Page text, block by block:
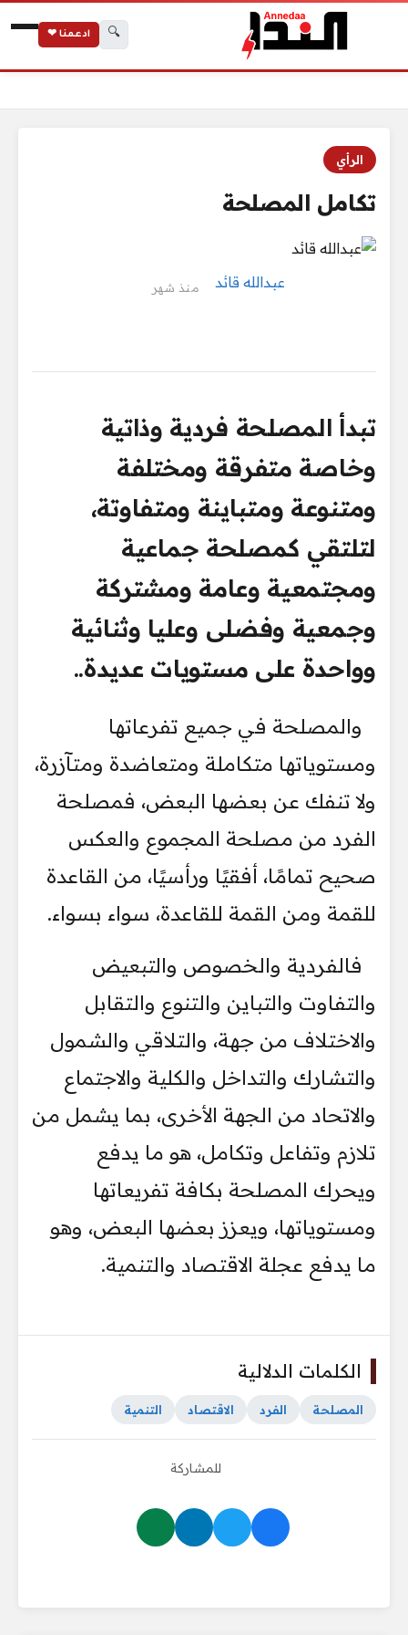
🔍 ادعمنا ❤
الرأي
تكامل المصلحة
عبدالله قائد منذ شهر
تبدأ المصلحة فردية وذاتية
وخاصة متفرقة ومختلفة
ومتنوعة ومتباينة ومتفاوتة،
لتلتقي كمصلحة جماعية
ومجتمعية وعامة ومشتركة
وجمعية وفضلى وعليا وثنائية
وواحدة على مستويات عديدة..
والمصلحة في جميع تفرعاتها
ومستوياتها متكاملة ومتعاضدة ومتآزرة،
ولا تنفك عن بعضها البعض، فمصلحة
الفرد من مصلحة المجموع والعكس
صحيح تمامًا، أفقيًا ورأسيًا، من القاعدة
للقمة ومن القمة للقاعدة، سواء بسواء.
فالفردية والخصوص والتبعيض
والتفاوت والتباين والتنوع والتقابل
والاختلاف من جهة، والتلاقي والشمول
والتشارك والتداخل والكلية والاجتماع
والاتحاد من الجهة الأخرى، بما يشمل من
تلازم وتفاعل وتكامل، هو ما يدفع
ويحرك المصلحة بكافة تفريعاتها
ومستوياتها، ويعزز بعضها البعض، وهو
ما يدفع عجلة الاقتصاد والتنمية.
الكلمات الدلالية
المصلحة الفرد الاقتصاد التنمية
للمشاركة